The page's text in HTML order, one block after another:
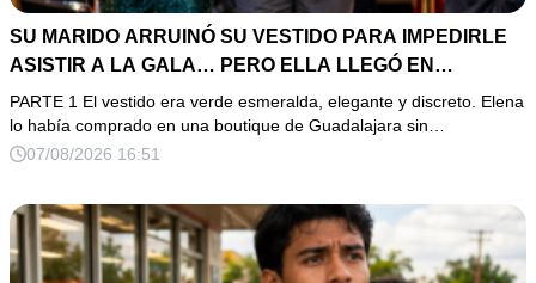
SU MARIDO ARRUINÓ SU VESTIDO PARA IMPEDIRLE
ASISTIR A LA GALA… PERO ELLA LLEGÓ EN
LIMUSINA COMO INVITADA DE HONOR DEL DUEÑO DE
LA EMPRESA
PARTE 1 El vestido era verde esmeralda, elegante y discreto. Elena
lo había comprado en una boutique de Guadalajara sin…
07/08/2026 16:51